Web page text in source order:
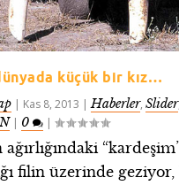
küçük bir kız…
Kas 8, 2013 |Haberler,Slider,
0 |
ağırlığındaki
filin üzerinde